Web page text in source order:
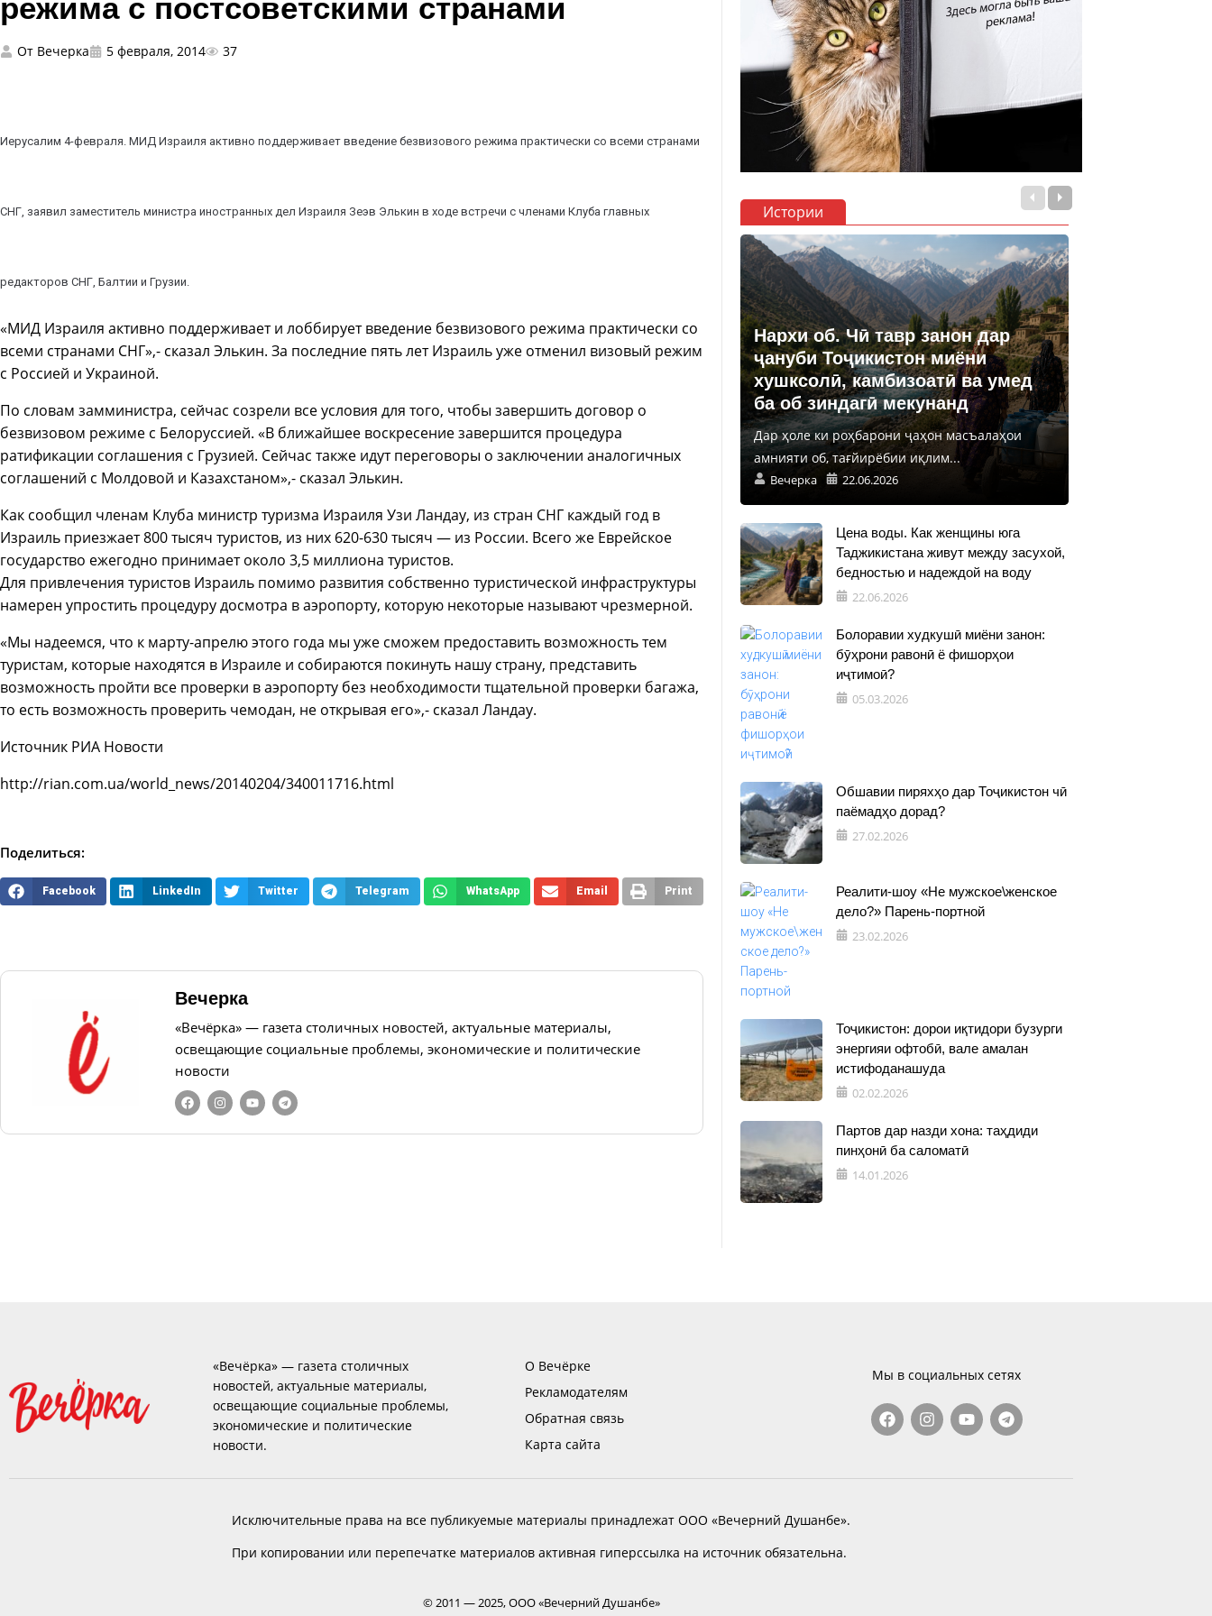
режима с постсоветскими странами
От Вечерка 5 февраля, 2014 37
Иерусалим 4-февраля. МИД Израиля активно поддерживает введение безвизового режима практически со всеми странами
СНГ, заявил заместитель министра иностранных дел Израиля Зеэв Элькин в ходе встречи с членами Клуба главных
редакторов СНГ, Балтии и Грузии.
«МИД Израиля активно поддерживает и лоббирует введение безвизового режима практически со
всеми странами СНГ»,- сказал Элькин. За последние пять лет Израиль уже отменил визовый режим
с Россией и Украиной.
По словам замминистра, сейчас созрели все условия для того, чтобы завершить договор о
безвизовом режиме с Белоруссией. «В ближайшее воскресение завершится процедура
ратификации соглашения с Грузией. Сейчас также идут переговоры о заключении аналогичных
соглашений с Молдовой и Казахстаном»,- сказал Элькин.
Как сообщил членам Клуба министр туризма Израиля Узи Ландау, из стран СНГ каждый год в
Израиль приезжает 800 тысяч туристов, из них 620-630 тысяч — из России. Всего же Еврейское
государство ежегодно принимает около 3,5 миллиона туристов.
Для привлечения туристов Израиль помимо развития собственно туристической инфраструктуры
намерен упростить процедуру досмотра в аэропорту, которую некоторые называют чрезмерной.
«Мы надеемся, что к марту-апрелю этого года мы уже сможем предоставить возможность тем
туристам, которые находятся в Израиле и собираются покинуть нашу страну, представить
возможность пройти все проверки в аэропорту без необходимости тщательной проверки багажа,
то есть возможность проверить чемодан, не открывая его»,- сказал Ландау.
Источник РИА Новости
http://rian.com.ua/world_news/20140204/340011716.html
Поделиться:
Facebook LinkedIn Twitter Telegram WhatsApp Email Print
Вечерка
«Вечёрка» — газета столичных новостей, актуальные материалы,
освещающие социальные проблемы, экономические и политические
новости
Истории
Нархи об. Чӣ тавр занон дар
ҷануби Тоҷикистон миёни
хушксолӣ, камбизоатӣ ва умед
ба об зиндагӣ мекунанд
Дар ҳоле ки роҳбарони ҷаҳон масъалаҳои
амнияти об, тағйирёбии иқлим...
Вечерка 22.06.2026
Цена воды. Как женщины юга
Таджикистана живут между засухой,
бедностью и надеждой на воду
22.06.2026
Болоравии худкушӣ миёни занон:
бӯҳрони равонӣ ё фишорҳои
иҷтимоӣ?
05.03.2026
Обшавии пиряхҳо дар Тоҷикистон чӣ
паёмадҳо дорад?
27.02.2026
Реалити-шоу «Не мужское\женское
дело?» Парень-портной
23.02.2026
Тоҷикистон: дорои иқтидори бузурги
энергияи офтобӣ, вале амалан
истифоданашуда
02.02.2026
Партов дар назди хона: таҳдиди
пинҳонӣ ба саломатӣ
14.01.2026
«Вечёрка» — газета столичных
новостей, актуальные материалы,
освещающие социальные проблемы,
экономические и политические
новости.
О Вечёрке
Рекламодателям
Обратная связь
Карта сайта
Мы в социальных сетях
Исключительные права на все публикуемые материалы принадлежат ООО «Вечерний Душанбе».
При копировании или перепечатке материалов активная гиперссылка на источник обязательна.
© 2011 — 2025, ООО «Вечерний Душанбе»